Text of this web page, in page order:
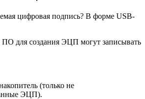
цифровая подпись? В форме USB-
ПО для создания ЭЦП могут записывать
(только не
ЭЦП).